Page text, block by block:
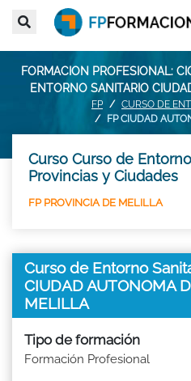
FORMACION PROFESIONAL:
ENTORNO SANITARIO
FP
CURSO DE
FP CIUDAD
Curso Curso de
Provincias y Ciudades
FP PROVINCIA DE MELILLA
Curso de Entorno
CIUDAD AUTONOMA
MELILLA
Tipo de formación
Formación Profesional